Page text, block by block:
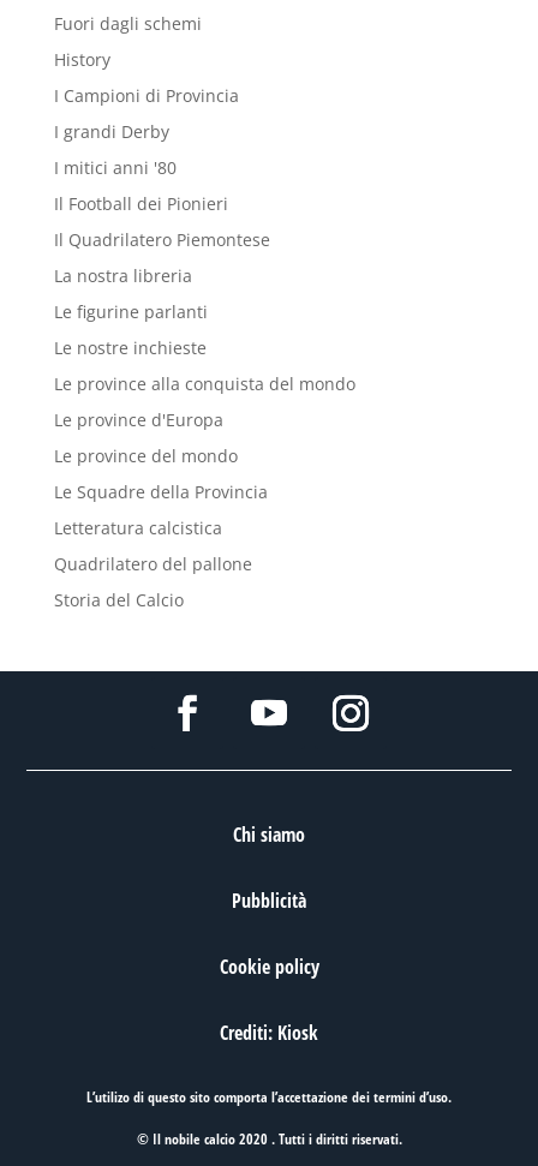
Fuori dagli schemi
History
I Campioni di Provincia
I grandi Derby
I mitici anni '80
Il Football dei Pionieri
Il Quadrilatero Piemontese
La nostra libreria
Le figurine parlanti
Le nostre inchieste
Le province alla conquista del mondo
Le province d'Europa
Le province del mondo
Le Squadre della Provincia
Letteratura calcistica
Quadrilatero del pallone
Storia del Calcio
Chi siamo
Pubblicità
Cookie policy
Crediti: Kiosk
L’utilizo di questo sito comporta l’accettazione deitermini d’uso.
© Il nobile calcio 2020 . Tutti i diritti riservati.